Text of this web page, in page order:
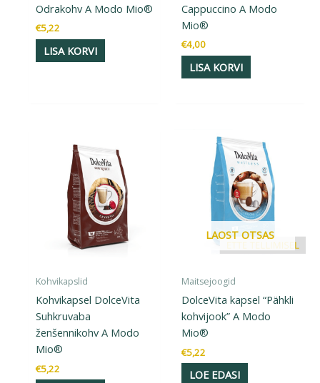
Odrakohv A Modo Mio®
€5,22
LISA KORVI
Cappuccino A Modo
Mio®
€4,00
LISA KORVI
Kohvikapslid
Kohvikapsel DolceVita
Suhkruvaba
ženšennikohv A Modo
Mio®
€5,22
LAOST OTSAS
Maitsejoogid
DolceVita kapsel “Pähkli
kohvijook” A Modo
Mio®
€5,22
LOE EDASI